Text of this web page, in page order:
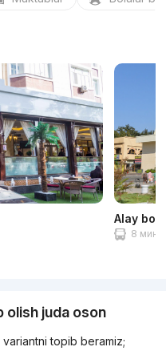
Alay
8 мин
juda oson
topib beramiz;